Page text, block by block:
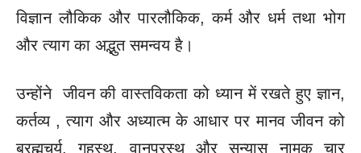
विज्ञान लौकिक और पारलौकिक, कर्म और धर्म तथा भोग
और त्याग का अद्भुत समन्वय है।
उन्होंने जीवन की वास्तविकता को ध्यान में रखते हुए ज्ञान,
कर्तव्य , त्याग और अध्यात्म के आधार पर मानव जीवन को
ब्रह्मचर्य, गृहस्थ, वानप्रस्थ और सन्यास नामक चार